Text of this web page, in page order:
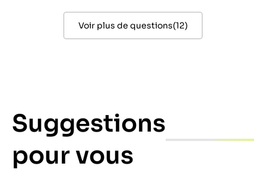
Voir plus de questions(12)
Suggestions
pour vous